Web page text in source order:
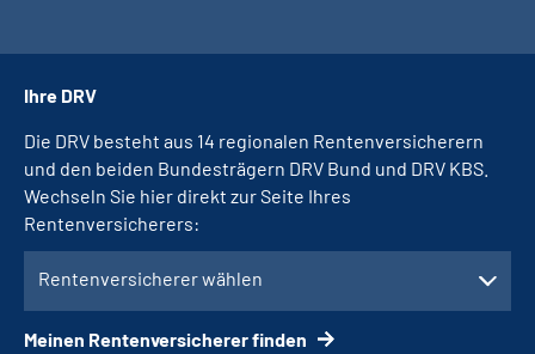
Ihre DRV
Die DRV besteht aus 14 regionalen Rentenversicherern
und den beiden Bundesträgern DRV Bund und DRV KBS.
Wechseln Sie hier direkt zur Seite Ihres
Rentenversicherers:
Rentenversicherer wählen
Meinen Rentenversicherer finden